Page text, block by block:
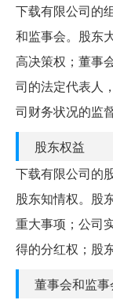
下载有限公司的
和监事会。股东
高决策权；董事
司的法定代表人
司财务状况的监
股东权益
下载有限公司的
股东知情权。股
重大事项；公司
得的分红权；股
董事会和监事